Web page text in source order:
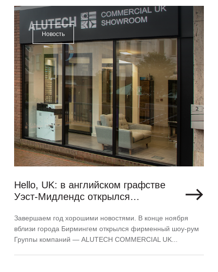
Новость
Hello, UK: в английском графстве
Уэст-Мидлендс открылся
Завершаем год хорошими новостями. В конце ноября
вблизи города Бирмингем открылся фирменный шоу-рум
Группы компаний — ALUTECH COMMERCIAL UK...